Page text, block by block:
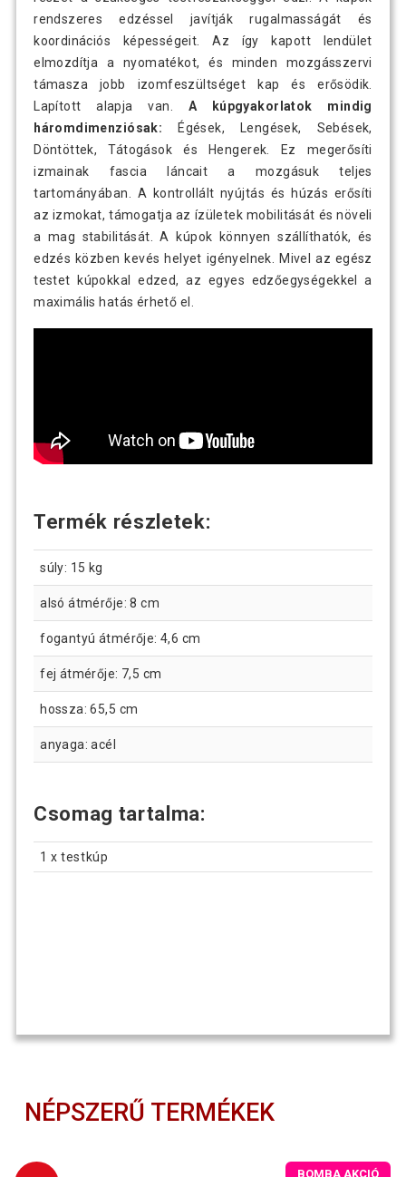
rendszeres edzéssel javítják rugalmasságát és
koordinációs képességeit. Az így kapott lendület
elmozdítja a nyomatékot, és minden mozgásszervi
támasza jobb izomfeszültséget kap és erősödik.
Lapított alapja van. A kúpgyakorlatok mindig
háromdimenziósak: Égések, Lengések, Sebések,
Döntöttek, Tátogások és Hengerek. Ez megerősíti
izmainak fascia láncait a mozgásuk teljes
tartományában. A kontrollált nyújtás és húzás erősíti
az izmokat, támogatja az ízületek mobilitását és növeli
a mag stabilitását. A kúpok könnyen szállíthatók, és
edzés közben kevés helyet igényelnek. Mivel az egész
testet kúpokkal edzed, az egyes edzőegységekkel a
maximális hatás érhető el.
Termék részletek:
súly: 15 kg
alsó átmérője: 8 cm
fogantyú átmérője: 4,6 cm
fej átmérője: 7,5 cm
hossza: 65,5 cm
anyaga: acél
Csomag tartalma:
1 x testkúp
NÉPSZERŰ TERMÉKEK
BOMBA AKCIÓ